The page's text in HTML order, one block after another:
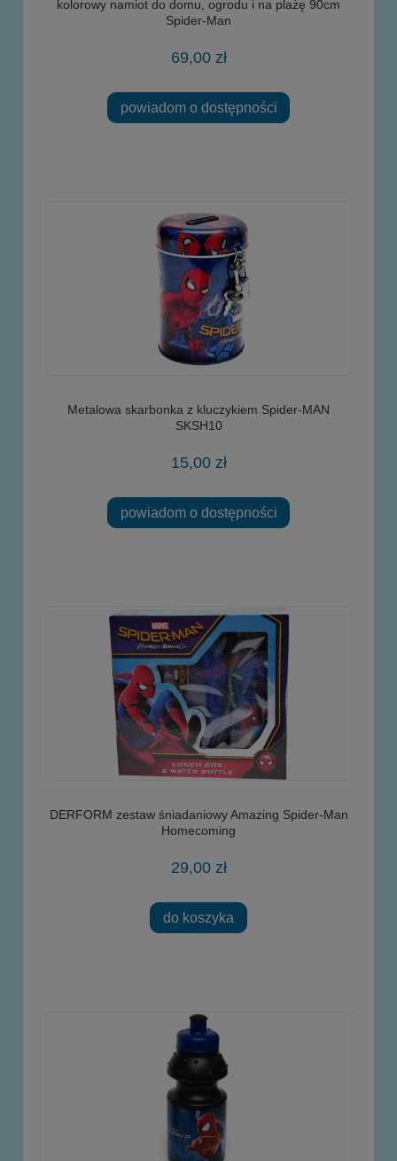
kolorowy namiot do domu, ogrodu i na plażę 90cm
Spider-Man
69,00 zł
powiadom o dostępności
Metalowa skarbonka z kluczykiem Spider-MAN
SKSH10
15,00 zł
powiadom o dostępności
DERFORM zestaw śniadaniowy Amazing Spider-Man
Homecoming
29,00 zł
do koszyka